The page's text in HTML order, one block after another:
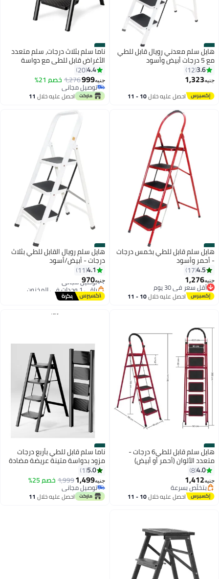
#1
هايل سلم معدني رويال قابل للطي
مع 5 درجات أبيض وأسود
3.6
12
جنيه1,323
احصل عليه خلال 10 - 11
#2
ناما سلم بثلاث درجات، سلم متعدد
الأغراض قابل للطي مع دواسة
عريضة مضادة للانزلاق، سلم محمول
وخفيف الوزن وقابل للطي للمنزل
والمطبخ والمكتبة والمكتب يتحمل
حتى 150 كجم (3 خطوات)
4.4
20
جنيه999
1,276خصم 21%
توصيل مجاني
توصيل مجانياحصل عليه خلال 11
#3
هايل سلم قابل للطي بخمس درجات
- أحمر وأسود
4.5
17
جنيه1,276
أقل سعر في 30 يوم
أقل سعر في 30 يوماحصل عليه خلال 10 - 11
#4
هايل سلم رويال القابل للطي بثلاث
درجات - أبيض/أسود
4.1
11
جنيه970
أقل سعر في 7 يوم
توصيل مجاني
باقي 1 وحدات في المخزون
أقل سعر في 7 يوم
#5 هايل سلم قابل للطي6 درجات -
متعدد الألوان (أحمر أو أبيض)
4.0
8
جنيه1,412
بتخلّص بسرعة
بتخلّص بسرعةاحصل عليه خلال 10 - 11
#6
ناما سلم قابل للطي بأربع درجات
مزود بدواسة متينة عريضة مضادة
للانزلاق ومقبض يد، سلم حديد
محمول ومتعدد الاستخدامات
للمنزل والمطبخ، يتحمل وزن يصل
إلى 150 كجم
5.0
1
جنيه1,499
1,999خصم 25%
توصيل مجاني
توصيل مجانياحصل عليه خلال 11